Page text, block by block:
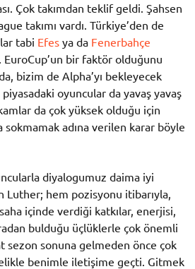
Çok takımdan teklif geldi. Şahsen
takımı vardı. Türkiye’den de
tabi Efes ya da Fenerbahçe
bir faktör olduğunu
bizim de Alpha’yı bekleyecek
oyuncular da yavaş yavaş
da çok yüksek olduğu için
sokmamak adına verilen karar böyle
diyalogumuz daima iyi
Luther; hem pozisyonu itibarıyla,
içinde verdiği katkılar, enerjisi,
bulduğu üçlüklerle çok önemli
sezon sonuna gelmeden önce çok
benimle iletişime geçti. Gitmek